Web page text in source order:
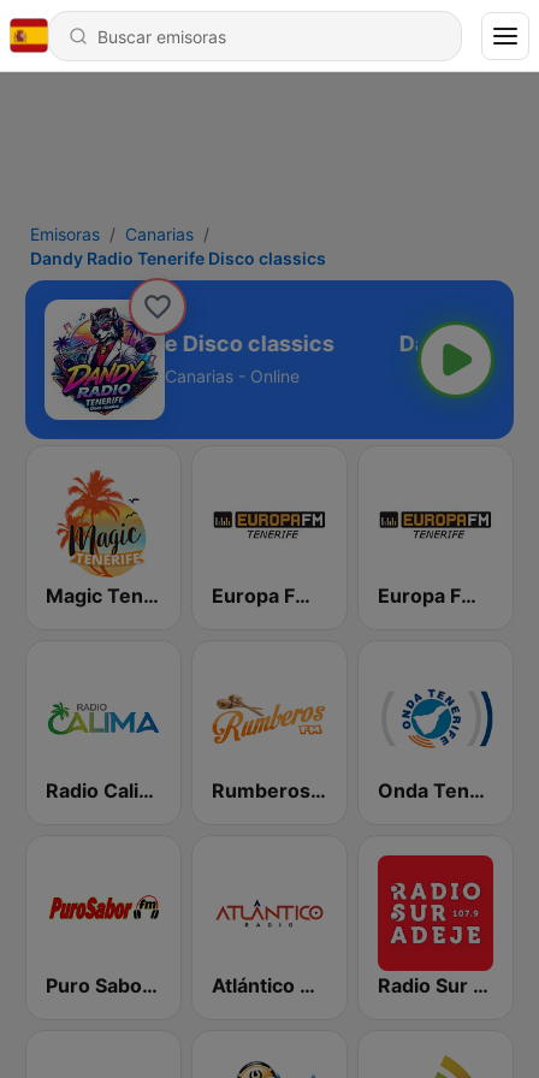
Emisoras
Canarias
Dandy Radio Tenerife Disco classics
Radio Tenerife Disco classics
Canarias - Online
Magic Tenerife Europa FM Tenerife 103.3 Europa FM Tenerife 104.7 FM
Radio Calima Rumberos FM Onda Tenerife
Puro Sabor FM - Tenerife Sur Atlántico Radio Radio Sur Adeje